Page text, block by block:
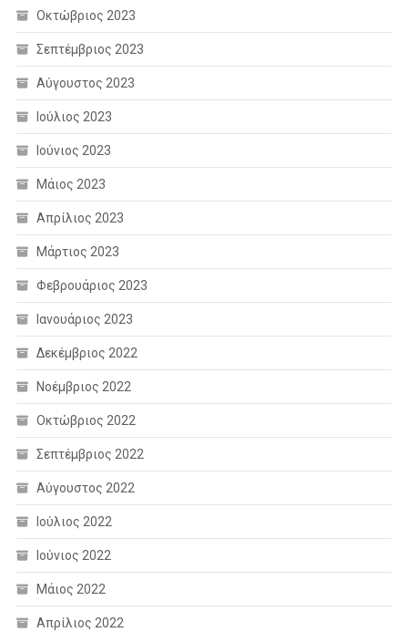
Οκτώβριος 2023
Σεπτέμβριος 2023
Αύγουστος 2023
Ιούλιος 2023
Ιούνιος 2023
Μάιος 2023
Απρίλιος 2023
Μάρτιος 2023
Φεβρουάριος 2023
Ιανουάριος 2023
Δεκέμβριος 2022
Νοέμβριος 2022
Οκτώβριος 2022
Σεπτέμβριος 2022
Αύγουστος 2022
Ιούλιος 2022
Ιούνιος 2022
Μάιος 2022
Απρίλιος 2022